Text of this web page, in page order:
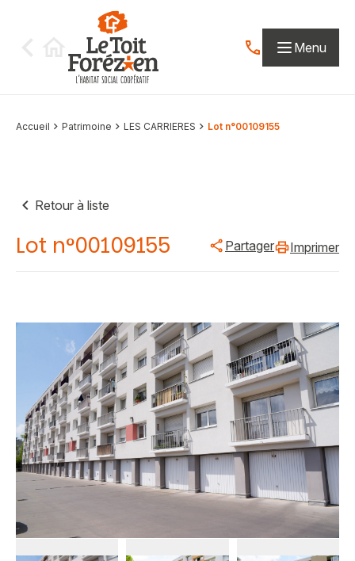
Contactez-nous
Menu
Accueil Patrimoine LES CARRIERES Lot n°00109155
Retour à liste
Lot n°00109155 Partager Imprimer